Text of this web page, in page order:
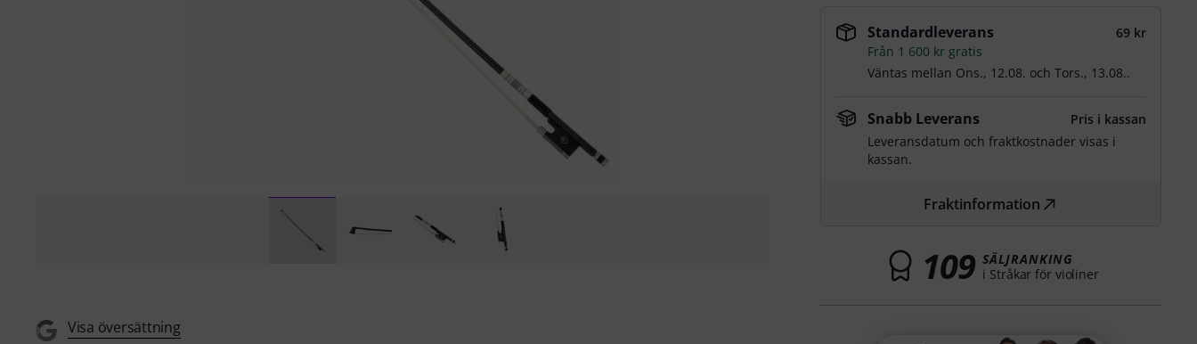
Visa översättning
Standardleverans
69 kr
Från 1 600 kr gratis
Väntas mellan Ons., 12.08. ochTors., 13.08..
Snabb Leverans
Pris i kassan
Leveransdatum och fraktkostnader visas i
kassan.
Fraktinformation
109 SÄLJRANKING
i Stråkar för violiner